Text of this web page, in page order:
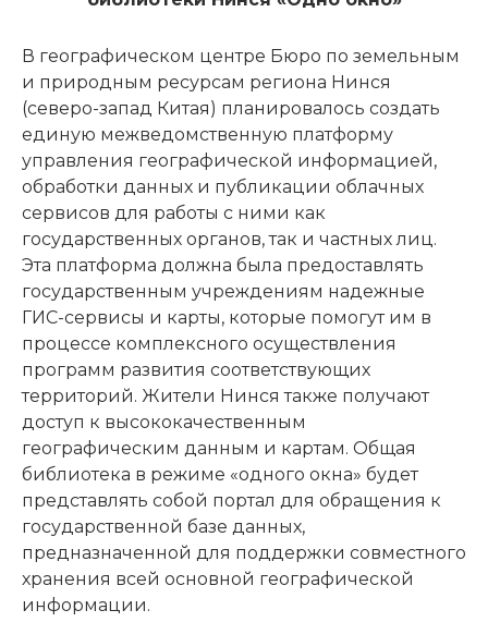
В географическом центре Бюро по земельным
и природным ресурсам региона Нинся
(северо-запад Китая) планировалось создать
единую межведомственную платформу
управления географической информацией,
обработки данных и публикации облачных
сервисов для работы с ними как
государственных органов, так и частных лиц.
Эта платформа должна была предоставлять
государственным учреждениям надежные
ГИС-сервисы и карты, которые помогут им в
процессе комплексного осуществления
программ развития соответствующих
территорий. Жители Нинся также получают
доступ к высококачественным
географическим данным и картам. Общая
библиотека в режиме «одного окна» будет
представлять собой портал для обращения к
государственной базе данных,
предназначенной для поддержки совместного
хранения всей основной географической
информации.